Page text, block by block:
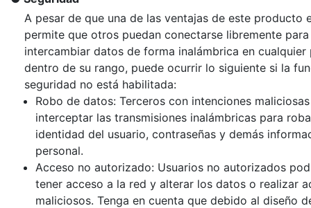
A pesar de que una de las ventajas de este producto
permite que otros puedan conectarse libremente para
intercambiar datos de forma inalámbrica en cualquier
dentro de su rango, puede ocurrir lo siguiente si la
seguridad no está habilitada:
Robo de datos: Terceros con intenciones
interceptar las transmisiones inalámbricas para
identidad del usuario, contraseñas y demás
personal.
Acceso no autorizado: Usuarios no autorizados
tener acceso a la red y alterar los datos o realizar
maliciosos. Tenga en cuenta que debido al diseño